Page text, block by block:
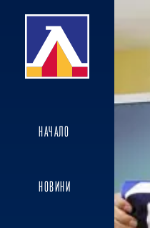
НАЧАЛО
НОВИНИ